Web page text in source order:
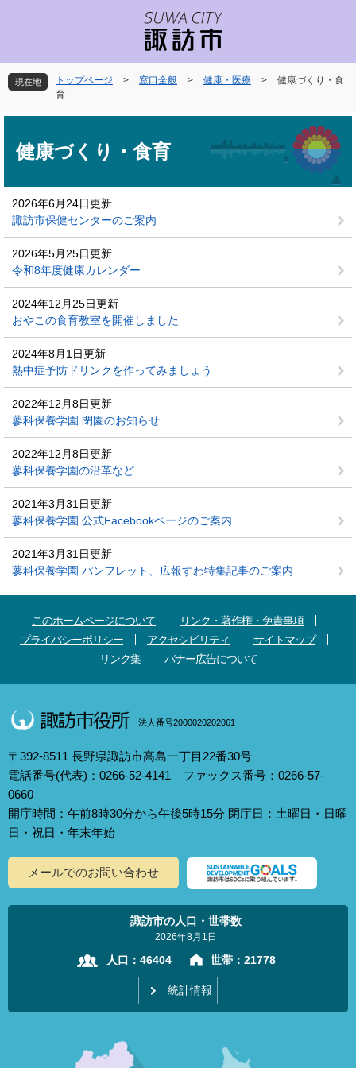
先
頭
を
飛
現在地 トップページ > 窓口全般 > 健康・医療 >
健康づくり・食
育
健康づくり・食育
2026年6月24日更新
諏訪市保健センターのご案内
2026年5月25日更新
令和8年度健康カレンダー
2024年12月25日更新
おやこの食育教室を開催しました
2024年8月1日更新
熱中症予防ドリンクを作ってみましょう
2022年12月8日更新
蓼科保養学園 閉園のお知らせ
2022年12月8日更新
蓼科保養学園の沿革など
2021年3月31日更新
蓼科保養学園 公式Facebookページのご案内
2021年3月31日更新
蓼科保養学園 パンフレット、広報すわ特集記事のご案内
このホームページについて
リンク・著作権・免責事項
プライバシーポリシー
アクセシビリティ
サイトマップ
リンク集
バナー広告について
法人番号2000020202061
〒392-8511 長野県諏訪市高島一丁目22番30号
電話番号(代表)：0266-52-4141 ファックス番号：0266-57-
0660
開庁時間：午前8時30分から午後5時15分 閉庁日：土曜日・日曜
日・祝日・年末年始
メールでのお問い合わせ
諏訪市の人口・世帯数
2026年8月1日
人口： 46404 世帯： 21778
統計情報